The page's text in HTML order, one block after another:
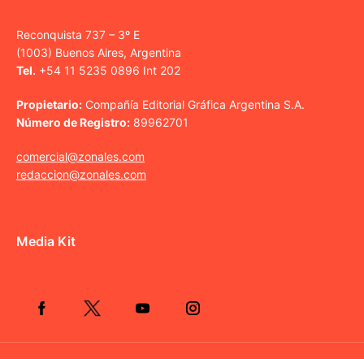
Reconquista 737 – 3º E
(1003) Buenos Aires, Argentina
Tel. +54 11 5235 0896 Int 202
Propietario: Compañía Editorial Gráfica Argentina S.A.
Número de Registro: 89962701
comercial@zonales.com
redaccion@zonales.com
Media Kit